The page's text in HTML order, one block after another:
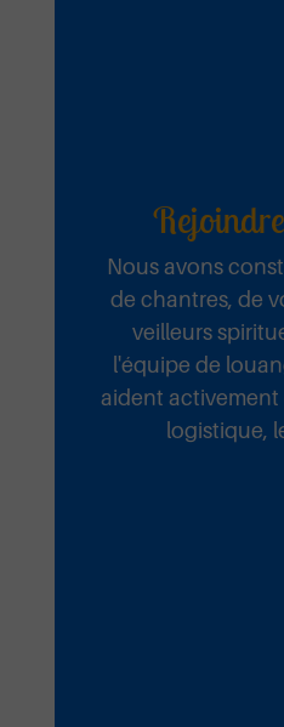
Nous avons
de chantres, de
veilleurs
l'équipe de
aident activement
logistique,